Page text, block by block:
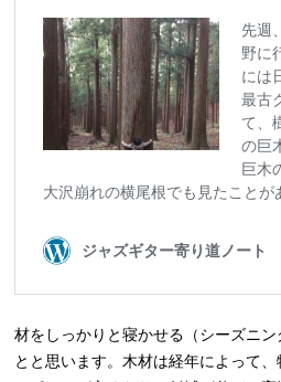
材をしっかりと寝かせる（シーズニ
とと思います。木材は経年によって